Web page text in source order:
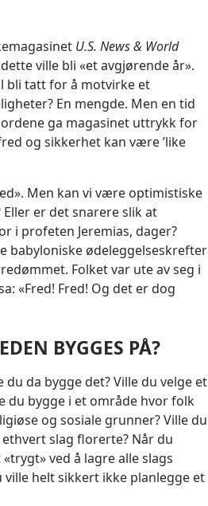
U.S. News & World
ville bli «et avgjørende år».
bli tatt for å motvirke et
En mengde. Men en tid
ga magasinet uttrykk for
og sikkerhet kan være ’like
Men kan vi være optimistiske
er det snarere slik at
i profeten Jeremias, dager?
babyloniske ødeleggelseskrefter
Folket var ute av seg i
«Fred! Fred! Og det er dog
BYGGES PÅ?
da bygge det? Ville du velge et
du bygge i et område hvor folk
og sosiale grunner? Ville du
slag florerte? Når du
ved å lagre alle slags
helt sikkert ikke planlegge et